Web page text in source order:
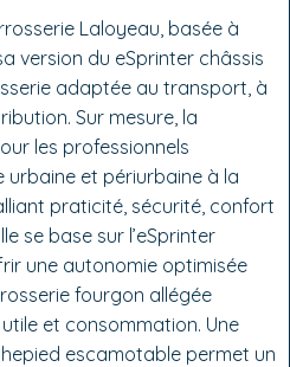
Laloyeau, basée à
version du eSprinter châssis
adaptée au transport, à
Sur mesure, la
les professionnels
urbaine et périurbaine à la
praticité, sécurité, confort
se base sur l’eSprinter
une autonomie optimisée
fourgon allégée
et consommation. Une
escamotable permet un